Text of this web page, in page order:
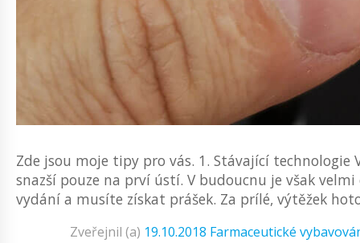
Zde jsou moje tipy pro vás. 1. Stávající technologie
snazší pouze na prví ústí. V budoucnu je však
vydání a musíte získat prášek. Za prílé, výtěžek
Zveřejnil (a) 19.10.2018 Farmaceutické